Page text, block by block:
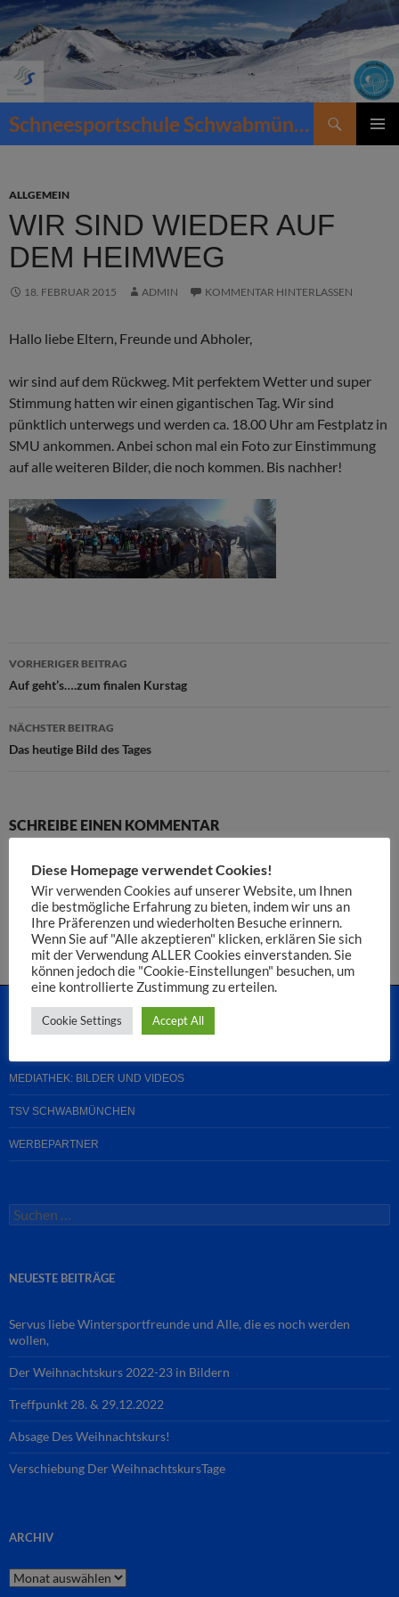
Zum
Inhalt
springen
Schneesportschule Schwabmünchen
ALLGEMEIN
WIR SIND WIEDER AUF
DEM HEIMWEG
18. FEBRUAR 2015 ADMIN KOMMENTAR HINTERLASSEN
Hallo liebe Eltern, Freunde und Abholer,
wir sind auf dem Rückweg. Mit perfektem Wetter und super
Stimmung hatten wir einen gigantischen Tag. Wir sind
pünktlich unterwegs und werden ca. 18.00 Uhr am Festplatz in
SMU ankommen. Anbei schon mal ein Foto zur Einstimmung
auf alle weiteren Bilder, die noch kommen. Bis nachher!
Beitragsnavigation
VORHERIGER BEITRAG
Auf geht’s….zum finalen Kurstag
NÄCHSTER BEITRAG
Das heutige Bild des Tages
SCHREIBE EINEN KOMMENTAR
Du musst angemeldetsein, um einen Kommentar abzugeben.
Diese Website verwendet Akismet, um Spam zu reduzieren.
Erfahre, wie deine Kommentardaten verarbeitet werden.
MEDIATHEK: BILDER UND VIDEOS
TSV SCHWABMÜNCHEN
WERBEPARTNER
Suchen
nach:
NEUESTE BEITRÄGE
Servus liebe Wintersportfreunde und Alle, die es noch werden
wollen,
Der Weihnachtskurs 2022-23 in Bildern
Treffpunkt 28. & 29.12.2022
Absage Des Weihnachtskurs!
Verschiebung Der WeihnachtskursTage
ARCHIV
Archiv
Diese Homepage verwendet Cookies!
Wir verwenden Cookies auf unserer Website, um Ihnen
die bestmögliche Erfahrung zu bieten, indem wir uns an
Ihre Präferenzen und wiederholten Besuche erinnern.
Wenn Sie auf "Alle akzeptieren" klicken, erklären Sie sich
mit der Verwendung ALLER Cookies einverstanden. Sie
können jedoch die "Cookie-Einstellungen" besuchen, um
eine kontrollierte Zustimmung zu erteilen.
Cookie Settings Accept All